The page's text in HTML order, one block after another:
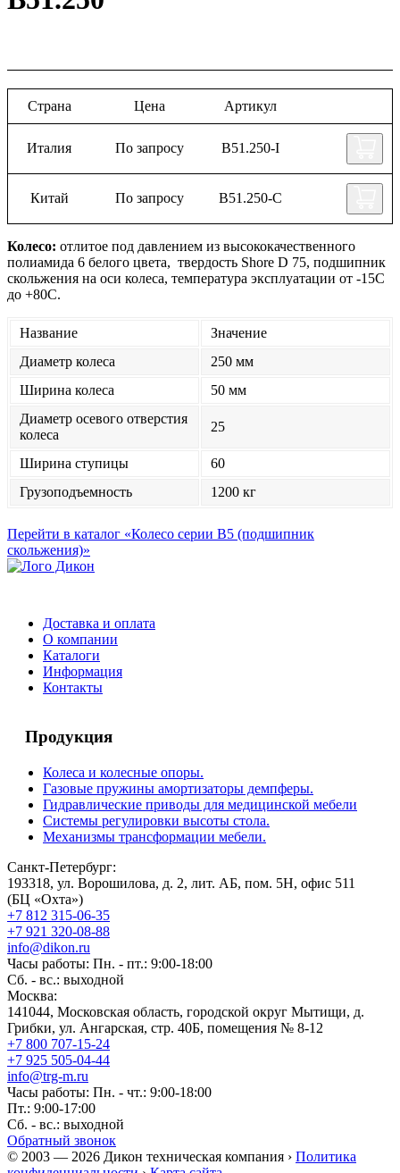
Колесо: отлитое под давлением из высококачественного
полиамида 6 белого цвета, твердость Shore D 75, подшипник
скольжения на оси колеса, температура эксплуатации от -15С
до +80С.
Название
Значение
Диаметр колеса
250 мм
Ширина колеса
50 мм
Диаметр осевого отверстия
колеса
25
Ширина ступицы
60
Грузоподъемность
1200 кг
Страна Цена Артикул
Италия По запросу B51.250-I
Китай По запросу B51.250-C
Перейти в каталог «Колесо серии B5 (подшипник
скольжения)»
Доставка и оплата
О компании
Каталоги
Информация
Контакты
Продукция
Колеса и колесные опоры.
Газовые пружины амортизаторы демпферы.
Гидравлические приводы для медицинской мебели
Системы регулировки высоты стола.
Механизмы трансформации мебели.
Санкт-Петербург:
193318, ул. Ворошилова, д. 2, лит. АБ, пом. 5Н, офис 511
(БЦ «Охта»)
+7 812 315-06-35
+7 921 320-08-88
info@dikon.ru
Часы работы: Пн. - пт.: 9:00-18:00
Сб. - вс.: выходной
Москва:
141044, Московская область, городской округ Мытищи, д.
Грибки, ул. Ангарская, стр. 40Б, помещения № 8-12
+7 800 707-15-24
+7 925 505-04-44
info@trg-m.ru
Часы работы: Пн. - чт.: 9:00-18:00
Пт.: 9:00-17:00
Сб. - вс.: выходной
Обратный звонок
© 2003 — 2026 Дикон техническая компания › Политика